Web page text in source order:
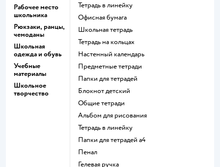
Рабочее место
школьника
Рюкзаки, ранцы,
чемоданы
Школьная
одежда и обувь
Учебные
материалы
Школьное
творчество
Тетрадь в линейку
Офисная бумага
Школьная тетрадь
Тетрадь на кольцах
Настенный календарь
Предметные тетради
Папки для тетрадей
Блокнот детский
Общие тетради
Альбом для рисования
Тетрадь в линейку
Папки для тетрадей а4
Пенал
Гелевая ручка